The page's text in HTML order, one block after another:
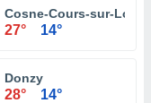
Cosne-Cours-sur-Loire
27° 14°
Donzy
28° 14°